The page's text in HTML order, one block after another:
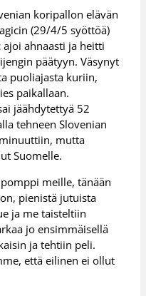
koripallon elävän
(29/4/5 syöttöä)
ajoi ahnaasti ja heitti
päätyyn. Väsynyt
puoliajasta kuriin,
paikallaan.
jäähdytettyä 52
tehneen Slovenian
mutta
Suomelle.
meille, tänään
pienistä jutuista
ja me taisteltiin
jo ensimmäisellä
ja tehtiin peli.
että eilinen ei ollut